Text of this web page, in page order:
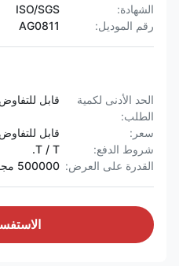
الشهادة:
ISO/SGS
رقم الموديل:
AG0811
الحد الأدنى لكمية
الطلب:
قابل للتفاوض
سعر:
قابل للتفاوض
شروط الدفع:
T / T.
القدرة على العرض: 500000 مجموعة شهريا